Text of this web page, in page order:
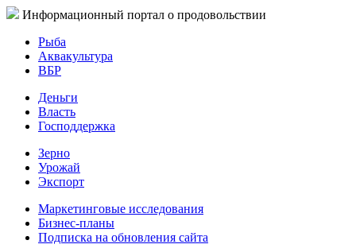
Информационный портал о продовольствии
Рыба
Аквакультура
ВБР
Деньги
Власть
Господдержка
Зерно
Урожай
Экспорт
Маркетинговые исследования
Бизнес-планы
Подписка на обновления сайта